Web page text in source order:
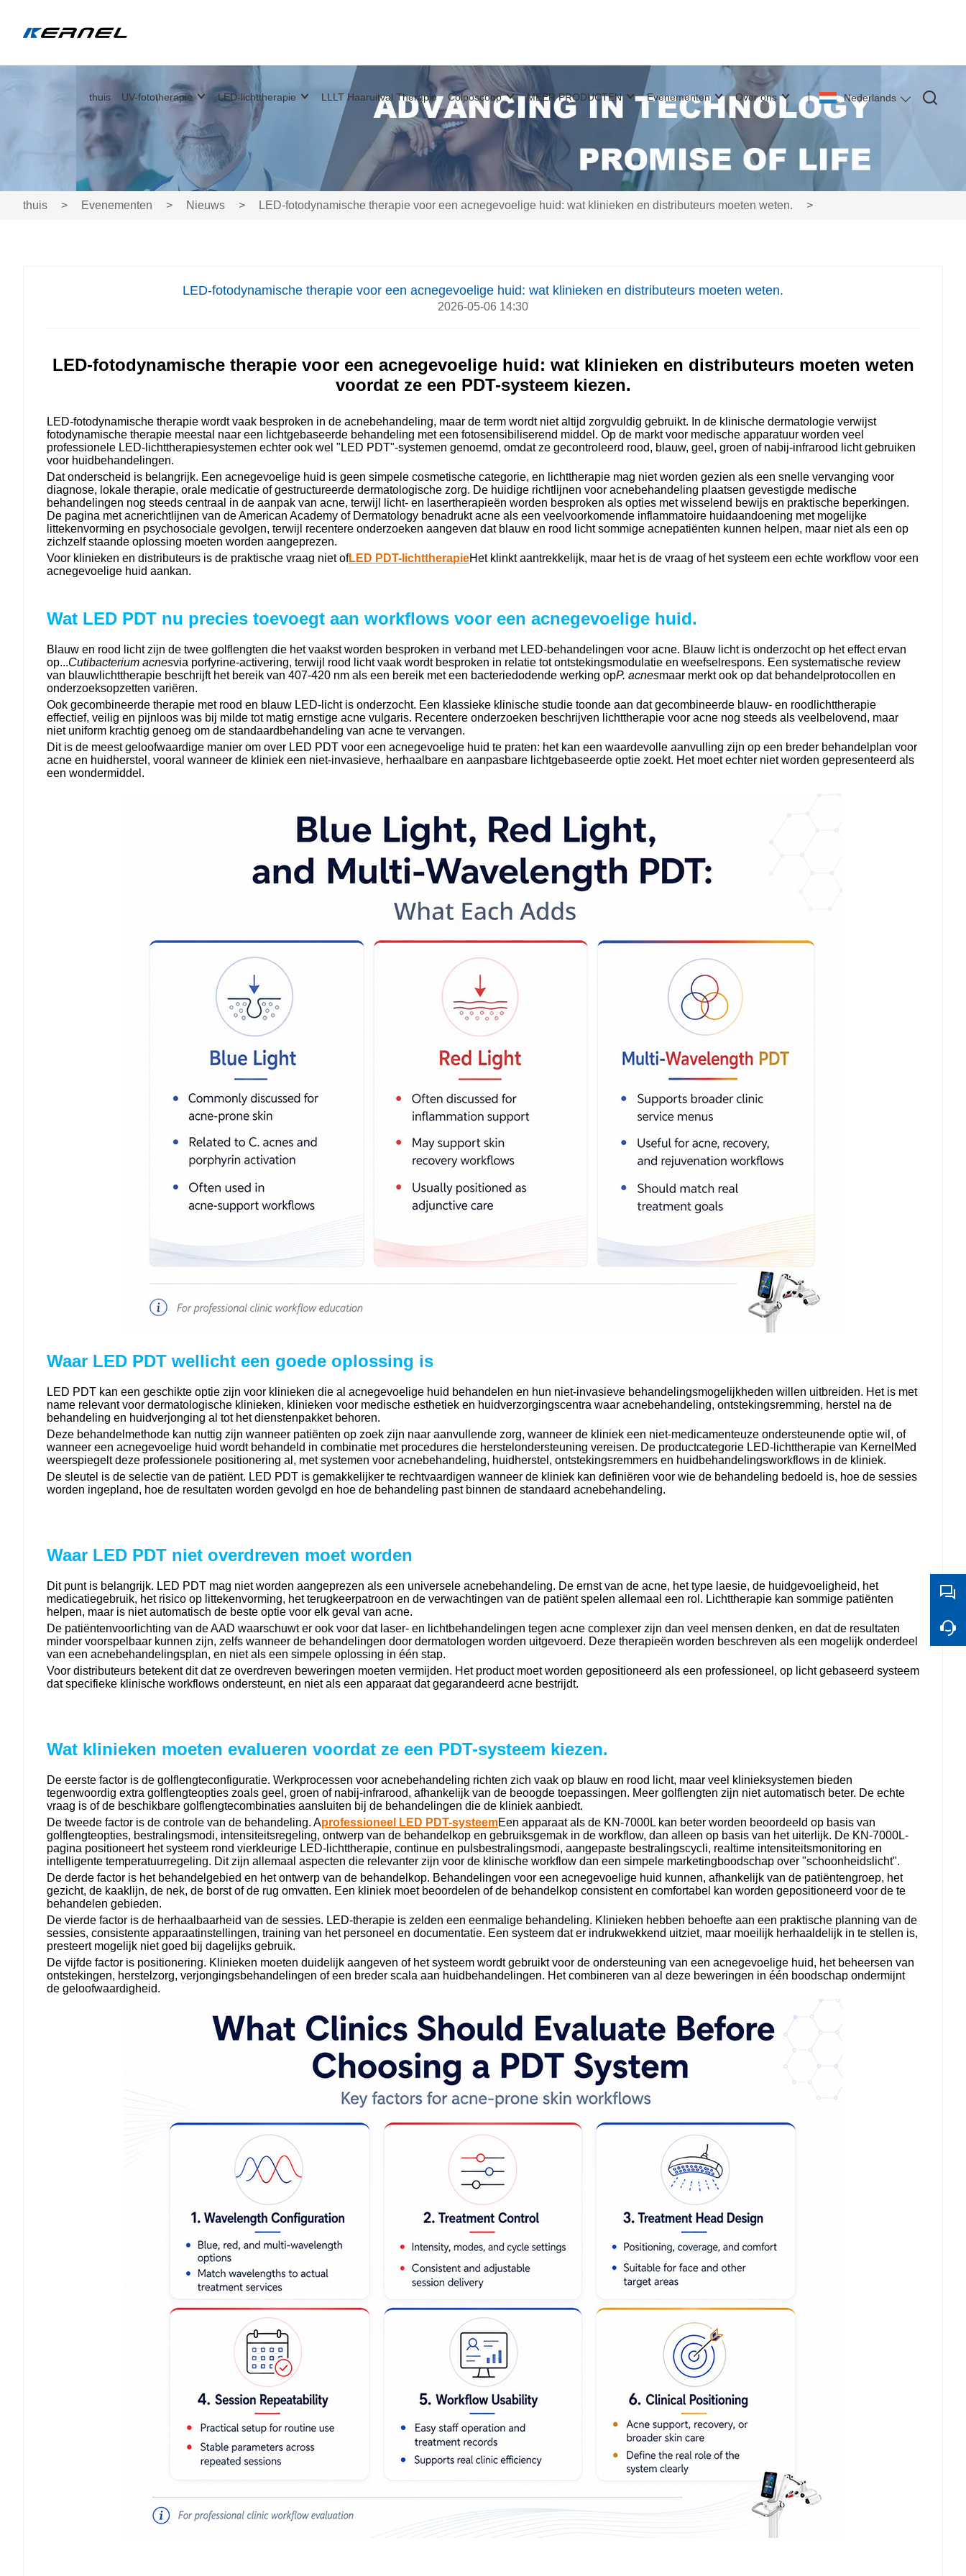
Nederlands
thuis UV-fototherapie LED-lichttherapie LLLT Haaruitval Therapie Colposcoop MEER PRODUCTEN Evenementen Over ons
thuis > Evenementen > Nieuws > LED-fotodynamische therapie voor een acnegevoelige huid: wat klinieken en distributeurs moeten weten. >
LED-fotodynamische therapie voor een acnegevoelige huid: wat klinieken en distributeurs moeten weten.
2026-05-06 14:30
LED-fotodynamische therapie voor een acnegevoelige huid: wat klinieken en distributeurs moeten weten
voordat ze een PDT-systeem kiezen.
LED-fotodynamische therapie wordt vaak besproken in de acnebehandeling, maar de term wordt niet altijd zorgvuldig gebruikt. In de klinische dermatologie verwijst
fotodynamische therapie meestal naar een lichtgebaseerde behandeling met een fotosensibiliserend middel. Op de markt voor medische apparatuur worden veel
professionele LED-lichttherapiesystemen echter ook wel "LED PDT"-systemen genoemd, omdat ze gecontroleerd rood, blauw, geel, groen of nabij-infrarood licht gebruiken
voor huidbehandelingen.
Dat onderscheid is belangrijk. Een acnegevoelige huid is geen simpele cosmetische categorie, en lichttherapie mag niet worden gezien als een snelle vervanging voor
diagnose, lokale therapie, orale medicatie of gestructureerde dermatologische zorg. De huidige richtlijnen voor acnebehandeling plaatsen gevestigde medische
behandelingen nog steeds centraal in de aanpak van acne, terwijl licht- en lasertherapieën worden besproken als opties met wisselend bewijs en praktische beperkingen.
De pagina met acnerichtlijnen van de American Academy of Dermatology benadrukt acne als een veelvoorkomende inflammatoire huidaandoening met mogelijke
littekenvorming en psychosociale gevolgen, terwijl recentere onderzoeken aangeven dat blauw en rood licht sommige acnepatiënten kunnen helpen, maar niet als een op
zichzelf staande oplossing moeten worden aangeprezen.
Voor klinieken en distributeurs is de praktische vraag niet ofLED PDT-lichttherapieHet klinkt aantrekkelijk, maar het is de vraag of het systeem een ​​echte workflow voor een
acnegevoelige huid aankan.
Wat LED PDT nu precies toevoegt aan workflows voor een acnegevoelige huid.
Blauw en rood licht zijn de twee golflengten die het vaakst worden besproken in verband met LED-behandelingen voor acne. Blauw licht is onderzocht op het effect ervan
op...Cutibacterium acnesvia porfyrine-activering, terwijl rood licht vaak wordt besproken in relatie tot ontstekingsmodulatie en weefselrespons. Een systematische review
van blauwlichttherapie beschrijft het bereik van 407-420 nm als een bereik met een bacteriedodende werking opP. acnesmaar merkt ook op dat behandelprotocollen en
onderzoeksopzetten variëren.
Ook gecombineerde therapie met rood en blauw LED-licht is onderzocht. Een klassieke klinische studie toonde aan dat gecombineerde blauw- en roodlichttherapie
effectief, veilig en pijnloos was bij milde tot matig ernstige acne vulgaris. Recentere onderzoeken beschrijven lichttherapie voor acne nog steeds als veelbelovend, maar
niet uniform krachtig genoeg om de standaardbehandeling van acne te vervangen.
Dit is de meest geloofwaardige manier om over LED PDT voor een acnegevoelige huid te praten: het kan een waardevolle aanvulling zijn op een breder behandelplan voor
acne en huidherstel, vooral wanneer de kliniek een niet-invasieve, herhaalbare en aanpasbare lichtgebaseerde optie zoekt. Het moet echter niet worden gepresenteerd als
een wondermiddel.
Waar LED PDT wellicht een goede oplossing is
LED PDT kan een geschikte optie zijn voor klinieken die al acnegevoelige huid behandelen en hun niet-invasieve behandelingsmogelijkheden willen uitbreiden. Het is met
name relevant voor dermatologische klinieken, klinieken voor medische esthetiek en huidverzorgingscentra waar acnebehandeling, ontstekingsremming, herstel na de
behandeling en huidverjonging al tot het dienstenpakket behoren.
Deze behandelmethode kan nuttig zijn wanneer patiënten op zoek zijn naar aanvullende zorg, wanneer de kliniek een niet-medicamenteuze ondersteunende optie wil, of
wanneer een acnegevoelige huid wordt behandeld in combinatie met procedures die herstelondersteuning vereisen. De productcategorie LED-lichttherapie van KernelMed
weerspiegelt deze professionele positionering al, met systemen voor acnebehandeling, huidherstel, ontstekingsremmers en huidbehandelingsworkflows in de kliniek.
De sleutel is de selectie van de patiënt. LED PDT is gemakkelijker te rechtvaardigen wanneer de kliniek kan definiëren voor wie de behandeling bedoeld is, hoe de sessies
worden ingepland, hoe de resultaten worden gevolgd en hoe de behandeling past binnen de standaard acnebehandeling.
Waar LED PDT niet overdreven moet worden
Dit punt is belangrijk. LED PDT mag niet worden aangeprezen als een universele acnebehandeling. De ernst van de acne, het type laesie, de huidgevoeligheid, het
medicatiegebruik, het risico op littekenvorming, het terugkeerpatroon en de verwachtingen van de patiënt spelen allemaal een rol. Lichttherapie kan sommige patiënten
helpen, maar is niet automatisch de beste optie voor elk geval van acne.
De patiëntenvoorlichting van de AAD waarschuwt er ook voor dat laser- en lichtbehandelingen tegen acne complexer zijn dan veel mensen denken, en dat de resultaten
minder voorspelbaar kunnen zijn, zelfs wanneer de behandelingen door dermatologen worden uitgevoerd. Deze therapieën worden beschreven als een mogelijk onderdeel
van een acnebehandelingsplan, en niet als een simpele oplossing in één stap.
Voor distributeurs betekent dit dat ze overdreven beweringen moeten vermijden. Het product moet worden gepositioneerd als een professioneel, op licht gebaseerd systeem
dat specifieke klinische workflows ondersteunt, en niet als een apparaat dat gegarandeerd acne bestrijdt.
Wat klinieken moeten evalueren voordat ze een PDT-systeem kiezen.
De eerste factor is de golflengteconfiguratie. Werkprocessen voor acnebehandeling richten zich vaak op blauw en rood licht, maar veel klinieksystemen bieden
tegenwoordig extra golflengteopties zoals geel, groen of nabij-infrarood, afhankelijk van de beoogde toepassingen. Meer golflengten zijn niet automatisch beter. De echte
vraag is of de beschikbare golflengtecombinaties aansluiten bij de behandelingen die de kliniek aanbiedt.
De tweede factor is de controle van de behandeling. Aprofessioneel LED PDT-systeemEen apparaat als de KN-7000L kan beter worden beoordeeld op basis van
golflengteopties, bestralingsmodi, intensiteitsregeling, ontwerp van de behandelkop en gebruiksgemak in de workflow, dan alleen op basis van het uiterlijk. De KN-7000L-
pagina positioneert het systeem rond vierkleurige LED-lichttherapie, continue en pulsbestralingsmodi, aangepaste bestralingscycli, realtime intensiteitsmonitoring en
intelligente temperatuurregeling. Dit zijn allemaal aspecten die relevanter zijn voor de klinische workflow dan een simpele marketingboodschap over "schoonheidslicht".
De derde factor is het behandelgebied en het ontwerp van de behandelkop. Behandelingen voor een acnegevoelige huid kunnen, afhankelijk van de patiëntengroep, het
gezicht, de kaaklijn, de nek, de borst of de rug omvatten. Een kliniek moet beoordelen of de behandelkop consistent en comfortabel kan worden gepositioneerd voor de te
behandelen gebieden.
De vierde factor is de herhaalbaarheid van de sessies. LED-therapie is zelden een eenmalige behandeling. Klinieken hebben behoefte aan een praktische planning van de
sessies, consistente apparaatinstellingen, training van het personeel en documentatie. Een systeem dat er indrukwekkend uitziet, maar moeilijk herhaaldelijk in te stellen is,
presteert mogelijk niet goed bij dagelijks gebruik.
De vijfde factor is positionering. Klinieken moeten duidelijk aangeven of het systeem wordt gebruikt voor de ondersteuning van een acnegevoelige huid, het beheersen van
ontstekingen, herstelzorg, verjongingsbehandelingen of een breder scala aan huidbehandelingen. Het combineren van al deze beweringen in één boodschap ondermijnt
de geloofwaardigheid.